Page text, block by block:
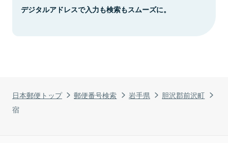
日本郵便トップ 郵便番号検索 岩手県
胆沢郡前沢町
宿
デジタルアドレスで入力も検索もスムーズに。